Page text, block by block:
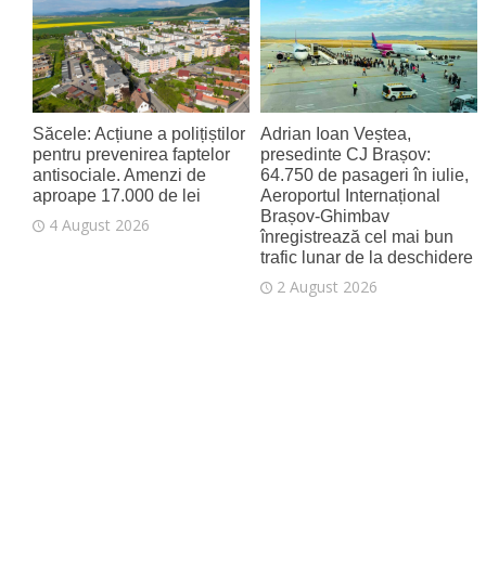
4 August 2026
Săcele: Acțiune a polițiștilor
pentru prevenirea faptelor
antisociale. Amenzi de
aproape 17.000 de lei
4 August 2026
Adrian Ioan Veștea,
presedinte CJ Brașov:
64.750 de pasageri în iulie,
Aeroportul Internațional
Brașov‑Ghimbav
înregistrează cel mai bun
trafic lunar de la deschidere
2 August 2026